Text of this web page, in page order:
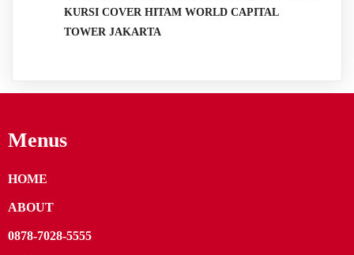
KURSI COVER HITAM WORLD CAPITAL
TOWER JAKARTA
Menus
HOME
ABOUT
0878-7028-5555